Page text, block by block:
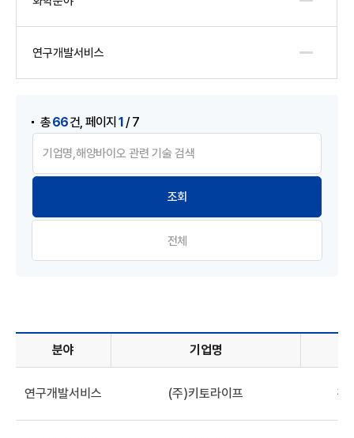
연구개발서비스
총66건 ,페이지1/ 7
전체
기업정보목록 - 분야, 기업명, 산업분류, 해양바이오 관련 기술,
분야 기업명
연구개발서비스 (주)키토라이프 건